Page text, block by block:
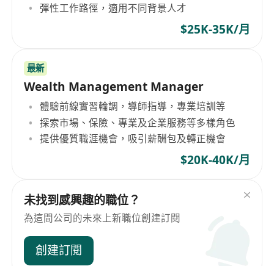
彈性工作路徑，適用不同背景人才
$25K-35K/月
最新
Wealth Management Manager
體驗前線實習輪調，導師指導，專業培訓等
探索市場、保險、專業及企業服務等多樣角色
提供優質職涯機會，吸引薪酬包及轉正機會
$20K-40K/月
未找到感興趣的職位？
為這間公司的未來上新職位創建訂閱
創建訂閱